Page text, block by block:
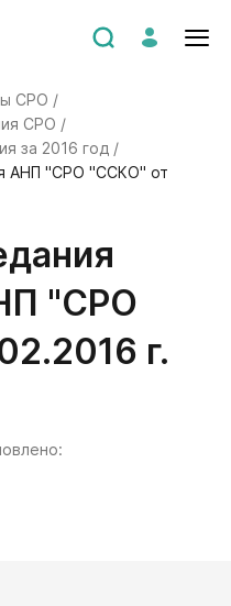
СРО /
СРО /
за 2016 год /
АНП "СРО "ССКО" от
"СРО
г.